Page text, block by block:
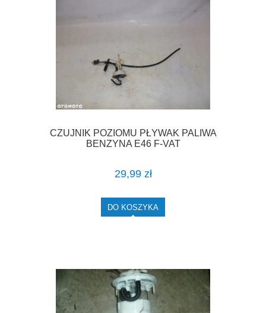
CZUJNIK POZIOMU PŁYWAK PALIWA
BENZYNA E46 F-VAT
29,99 zł
DO KOSZYKA